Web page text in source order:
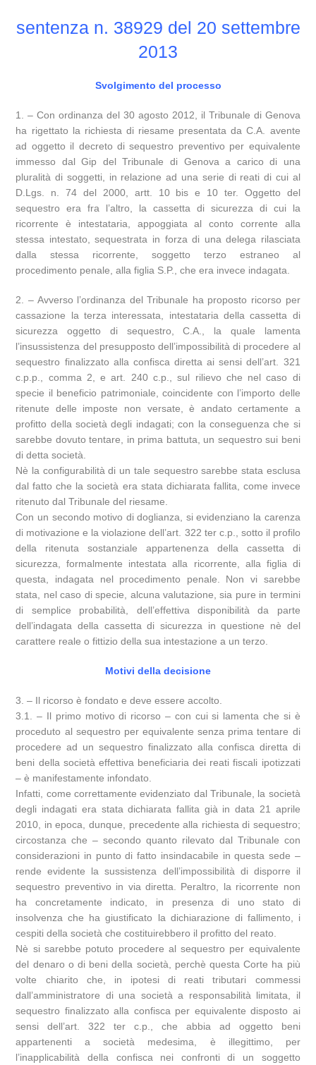
sentenza n. 38929 del 20 settembre
2013
Svolgimento del processo
1. – Con ordinanza del 30 agosto 2012, il Tribunale di Genova
ha rigettato la richiesta di riesame presentata da C.A. avente
ad oggetto il decreto di sequestro preventivo per equivalente
immesso dal Gip del Tribunale di Genova a carico di una
pluralità di soggetti, in relazione ad una serie di reati di cui al
D.Lgs. n. 74 del 2000, artt. 10 bis e 10 ter. Oggetto del
sequestro era fra l’altro, la cassetta di sicurezza di cui la
ricorrente è intestataria, appoggiata al conto corrente alla
stessa intestato, sequestrata in forza di una delega rilasciata
dalla stessa ricorrente, soggetto terzo estraneo al
procedimento penale, alla figlia S.P., che era invece indagata.
2. – Avverso l’ordinanza del Tribunale ha proposto ricorso per
cassazione la terza interessata, intestataria della cassetta di
sicurezza oggetto di sequestro, C.A., la quale lamenta
l’insussistenza del presupposto dell’impossibilità di procedere al
sequestro finalizzato alla confisca diretta ai sensi dell’art. 321
c.p.p., comma 2, e art. 240 c.p., sul rilievo che nel caso di
specie il beneficio patrimoniale, coincidente con l’importo delle
ritenute delle imposte non versate, è andato certamente a
profitto della società degli indagati; con la conseguenza che si
sarebbe dovuto tentare, in prima battuta, un sequestro sui beni
di detta società.
Nè la configurabilità di un tale sequestro sarebbe stata esclusa
dal fatto che la società era stata dichiarata fallita, come invece
ritenuto dal Tribunale del riesame.
Con un secondo motivo di doglianza, si evidenziano la carenza
di motivazione e la violazione dell’art. 322 ter c.p., sotto il profilo
della ritenuta sostanziale appartenenza della cassetta di
sicurezza, formalmente intestata alla ricorrente, alla figlia di
questa, indagata nel procedimento penale. Non vi sarebbe
stata, nel caso di specie, alcuna valutazione, sia pure in termini
di semplice probabilità, dell’effettiva disponibilità da parte
dell’indagata della cassetta di sicurezza in questione nè del
carattere reale o fittizio della sua intestazione a un terzo.
Motivi della decisione
3. – Il ricorso è fondato e deve essere accolto.
3.1. – Il primo motivo di ricorso – con cui si lamenta che si è
proceduto al sequestro per equivalente senza prima tentare di
procedere ad un sequestro finalizzato alla confisca diretta di
beni della società effettiva beneficiaria dei reati fiscali ipotizzati
– è manifestamente infondato.
Infatti, come correttamente evidenziato dal Tribunale, la società
degli indagati era stata dichiarata fallita già in data 21 aprile
2010, in epoca, dunque, precedente alla richiesta di sequestro;
circostanza che – secondo quanto rilevato dal Tribunale con
considerazioni in punto di fatto insindacabile in questa sede –
rende evidente la sussistenza dell’impossibilità di disporre il
sequestro preventivo in via diretta. Peraltro, la ricorrente non
ha concretamente indicato, in presenza di uno stato di
insolvenza che ha giustificato la dichiarazione di fallimento, i
cespiti della società che costituirebbero il profitto del reato.
Nè si sarebbe potuto procedere al sequestro per equivalente
del denaro o di beni della società, perchè questa Corte ha più
volte chiarito che, in ipotesi di reati tributari commessi
dall’amministratore di una società a responsabilità limitata, il
sequestro finalizzato alla confisca per equivalente disposto ai
sensi dell’art. 322 ter c.p., che abbia ad oggetto beni
appartenenti a società medesima, è illegittimo, per
l’inapplicabilità della confisca nei confronti di un soggetto